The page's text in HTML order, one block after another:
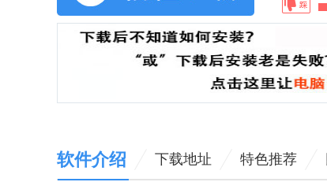
软件介绍 下载地址 特色推荐